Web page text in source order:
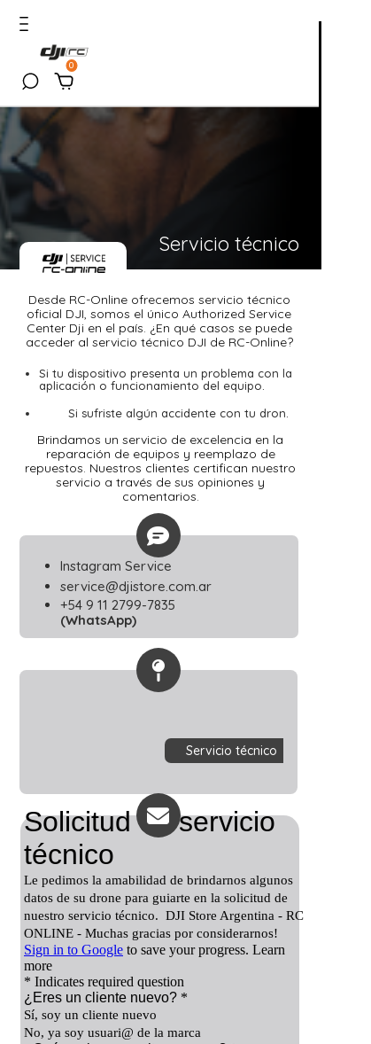
0
Servicio técnico
Desde RC-Online ofrecemos servicio técnico
oficial DJI, somos el único Authorized Service
Center Dji en el país. ¿En qué casos se puede
acceder al servicio técnico DJI de RC-Online?
Brindamos un servicio de excelencia en la
reparación de equipos y reemplazo de
repuestos. Nuestros clientes certifican nuestro
servicio a través de sus opiniones y
comentarios.
+54 9 11 2799-7835
​(WhatsApp)
Instagram Service
service@djistore.com.ar
Servicio técnico
Si tu dispositivo presenta un problema con la
aplicación o funcionamiento del equipo.
Si sufriste algún accidente con tu dron.